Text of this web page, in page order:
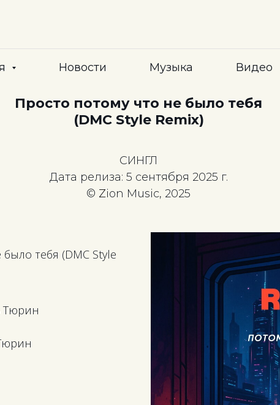
Новости Музыка Видео
Просто потому что не было тебя
(DMC Style Remix)
СИНГЛ
Дата релиза: 5 сентября 2025 г.
© Zion Music, 2025
тебя (DMC Style
Тюрин